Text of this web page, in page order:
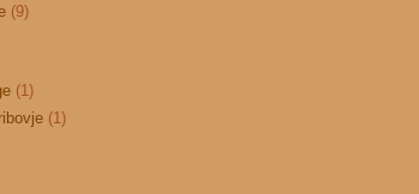
(9)
(1)
(1)